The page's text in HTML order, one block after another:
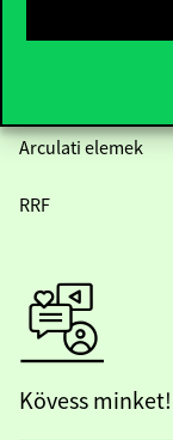
Arculati elemek
RRF
Kövess minket!